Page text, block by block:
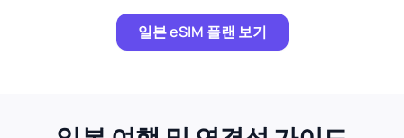
일본 eSIM 플랜 보기